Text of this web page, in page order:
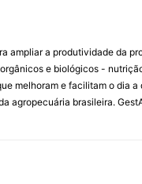
ampliar a produtividade da
e biológicos -
melhoram e facilitam o dia a
agropecuária brasileira.